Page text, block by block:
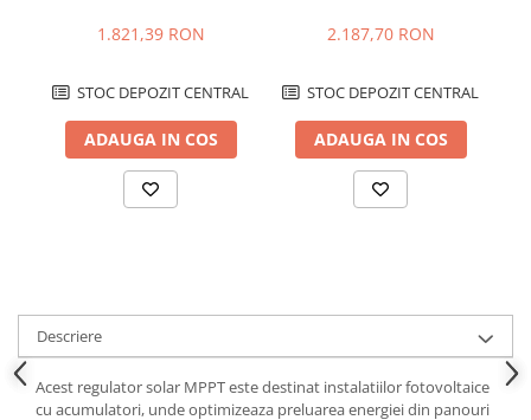
1.821,39 RON
STOC DEPOZIT CENTRAL
ADAUGA IN COS
2.187,70 RON
STOC DEPOZIT CENTRAL
ADAUGA IN COS
Descriere
Acest regulator solar MPPT este destinat instalatiilor fotovoltaice
cu acumulatori, unde optimizeaza preluarea energiei din panouri